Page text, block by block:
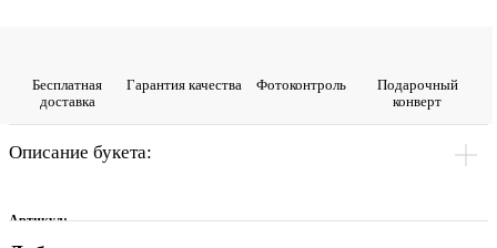
Бесплатная
доставка
Гарантия качества Фото­контроль
Подарочный
конверт
Описание букета:
Артикул: